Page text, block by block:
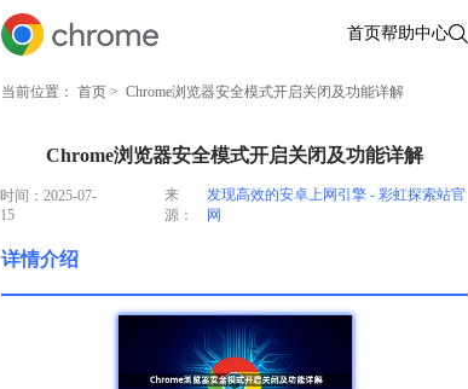
首页帮助中心
当前位置： 首页 > Chrome浏览器安全模式开启关闭及功能详解
Chrome浏览器安全模式开启关闭及功能详解
时间：2025-07-
15
来
源：
发现高效的安卓上网引擎 - 彩虹探索站官
网
详情介绍